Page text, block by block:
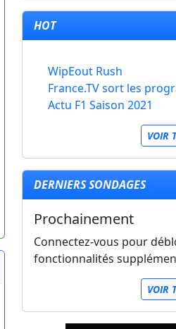
HOT
WipEout Rush
France.TV sort les
Actu F1 Saison 2021
VOIR
DERNIERS SONDAGES
Prochainement
Connectez-vous pour
fonctionnalités
VOIR